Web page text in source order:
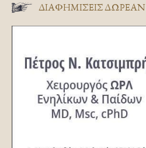
ΔΙΑΦΗΜΊΣΕΙΣ ΔΩΡΕΆΝ